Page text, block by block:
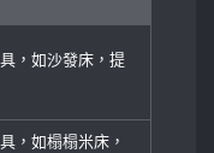
，如沙發床，提
，如榻榻米床，